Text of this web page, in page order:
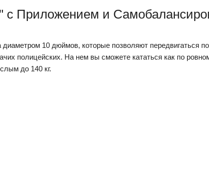
c Приложением и
10 дюймов, которые позволяют передвигаться
полицейских. На нем вы сможете кататься как по
до 140 кг.